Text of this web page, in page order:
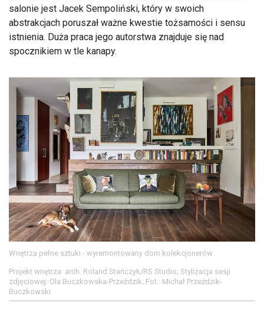
salonie jest Jacek Sempoliński, który w swoich
abstrakcjach poruszał ważne kwestie tożsamości i sensu
istnienia. Duża praca jego autorstwa znajduje się nad
spocznikiem w tle kanapy.
Wnętrza pełne sztuki - wyremontowany dom kolekcjonerów
Projekt wnętrza: arch. Roland Stańczyk/RS Studio; Stylizacja sesji
zdjęciowej: Ola Buczkowska-Przeździk; Fot.: Michał Przeździk-
Buczkowski